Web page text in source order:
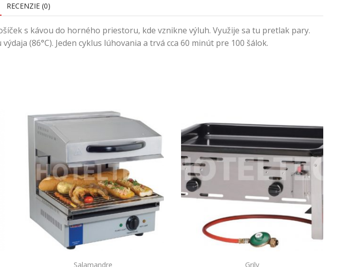
RECENZIE (0)
s kávou do horného priestoru, kde vznikne výluh. Využije sa tu pretlak pary.
(86°C). Jeden cyklus lúhovania a trvá cca 60 minút pre 100 šálok.
Salamandre
Grily